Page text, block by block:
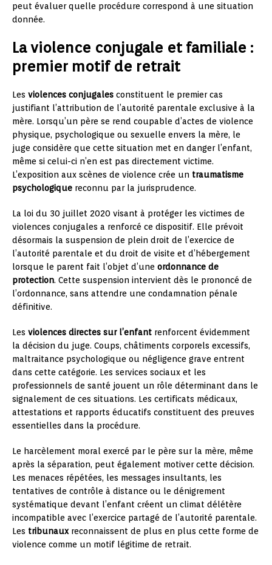
peut évaluer quelle procédure correspond à une situation
donnée.
La violence conjugale et familiale :
premier motif de retrait
Les violences conjugales constituent le premier cas
justifiant l’attribution de l’autorité parentale exclusive à la
mère. Lorsqu’un père se rend coupable d’actes de violence
physique, psychologique ou sexuelle envers la mère, le
juge considère que cette situation met en danger l’enfant,
même si celui-ci n’en est pas directement victime.
L’exposition aux scènes de violence crée un traumatisme
psychologique reconnu par la jurisprudence.
La loi du 30 juillet 2020 visant à protéger les victimes de
violences conjugales a renforcé ce dispositif. Elle prévoit
désormais la suspension de plein droit de l’exercice de
l’autorité parentale et du droit de visite et d’hébergement
lorsque le parent fait l’objet d’une ordonnance de
protection. Cette suspension intervient dès le prononcé de
l’ordonnance, sans attendre une condamnation pénale
définitive.
Les violences directes sur l’enfant renforcent évidemment
la décision du juge. Coups, châtiments corporels excessifs,
maltraitance psychologique ou négligence grave entrent
dans cette catégorie. Les services sociaux et les
professionnels de santé jouent un rôle déterminant dans le
signalement de ces situations. Les certificats médicaux,
attestations et rapports éducatifs constituent des preuves
essentielles dans la procédure.
Le harcèlement moral exercé par le père sur la mère, même
après la séparation, peut également motiver cette décision.
Les menaces répétées, les messages insultants, les
tentatives de contrôle à distance ou le dénigrement
systématique devant l’enfant créent un climat délétère
incompatible avec l’exercice partagé de l’autorité parentale.
Les tribunauxreconnaissent de plus en plus cette forme de
violence comme un motif légitime de retrait.